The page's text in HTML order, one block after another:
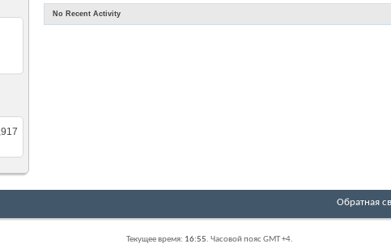
No Recent Activity
Обратная
Текущее время: 16:55. Часовой пояс GMT +4.